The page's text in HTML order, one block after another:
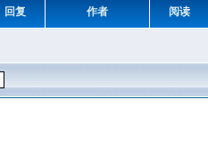
回复 作者 阅读